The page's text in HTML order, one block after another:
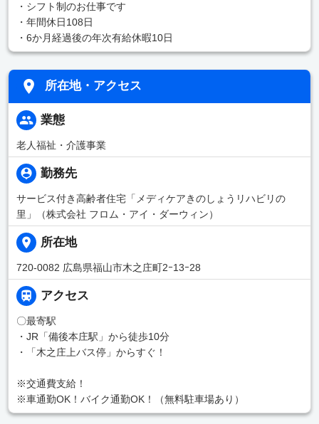
・シフト制のお仕事です
・年間休日108日
・6か月経過後の年次有給休暇10日
所在地・アクセス
業態
老人福祉・介護事業
勤務先
サービス付き高齢者住宅「メディケアきのしょうリハビリの
里」（株式会社 フロム・アイ・ダーウィン）
所在地
720-0082 広島県福山市木之庄町2ｰ13ｰ28
アクセス
〇最寄駅
・JR「備後本庄駅」から徒歩10分
・「木之庄上バス停」からすぐ！
※交通費支給！
※車通勤OK！バイク通勤OK！（無料駐車場あり）